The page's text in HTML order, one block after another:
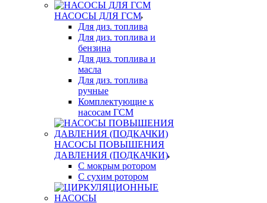
НАСОСЫ ДЛЯ ГСМ
Для диз. топлива
Для диз. топлива и
бензина
Для диз. топлива и
масла
Для диз. топлива
ручные
Комплектующие к
насосам ГСМ
НАСОСЫ ПОВЫШЕНИЯ
ДАВЛЕНИЯ (ПОДКАЧКИ)
С мокрым ротором
С сухим ротором